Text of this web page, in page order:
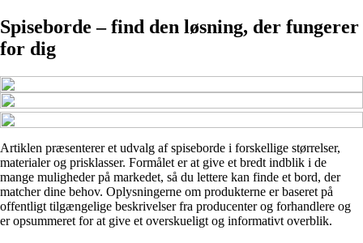
Spiseborde – find den løsning, der fungerer
for dig
Artiklen præsenterer et udvalg af spiseborde i forskellige størrelser,
materialer og prisklasser. Formålet er at give et bredt indblik i de
mange muligheder på markedet, så du lettere kan finde et bord, der
matcher dine behov. Oplysningerne om produkterne er baseret på
offentligt tilgængelige beskrivelser fra producenter og forhandlere og
er opsummeret for at give et overskueligt og informativt overblik.